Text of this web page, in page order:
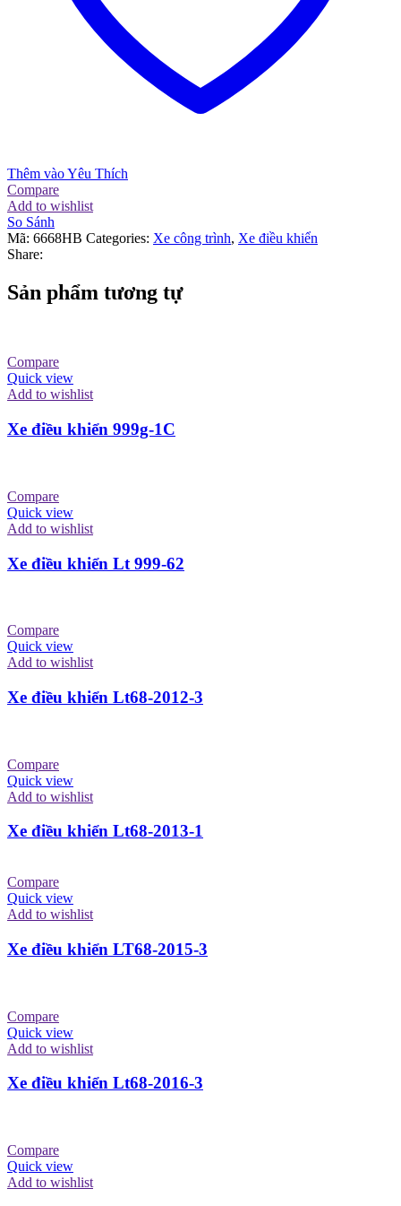
Thêm vào Yêu Thích
Compare
Add to wishlist
So Sánh
Mã: 6668HB Categories: Xe công trình, Xe điều khiển
Share:
Sản phẩm tương tự
Compare
Quick view
Add to wishlist
Xe điều khiển 999g-1C
Compare
Quick view
Add to wishlist
Xe điều khiển Lt 999-62
Compare
Quick view
Add to wishlist
Xe điều khiển Lt68-2012-3
Compare
Quick view
Add to wishlist
Xe điều khiển Lt68-2013-1
Compare
Quick view
Add to wishlist
Xe điều khiển LT68-2015-3
Compare
Quick view
Add to wishlist
Xe điều khiển Lt68-2016-3
Compare
Quick view
Add to wishlist